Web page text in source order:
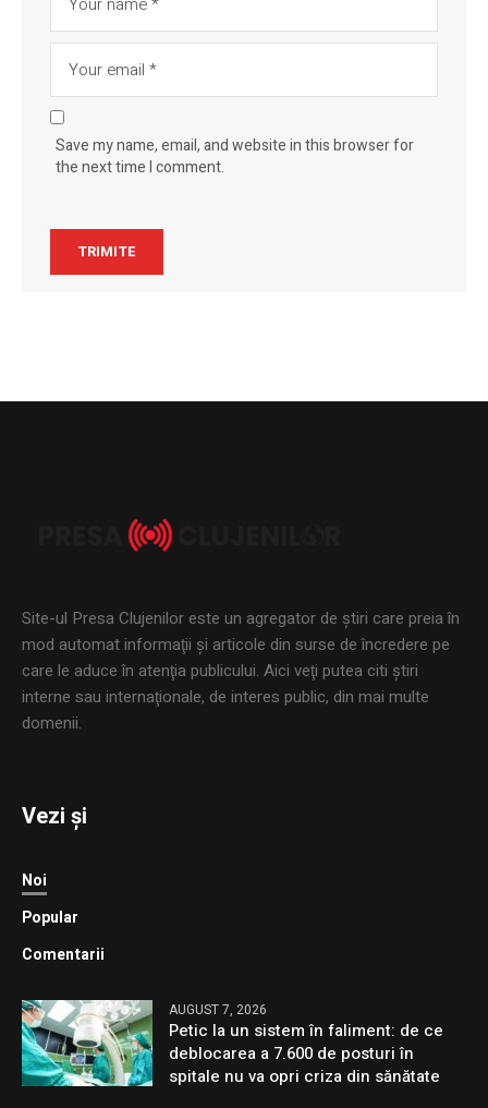
Save my name, email, and website in this browser for
the next time I comment.
Site-ul Presa Clujenilor este un agregator de ştiri care preia în
mod automat informaţii şi articole din surse de încredere pe
care le aduce în atenţia publicului. Aici veţi putea citi ştiri
interne sau internaţionale, de interes public, din mai multe
domenii.
Vezi și
Noi
Popular
Comentarii
AUGUST 7, 2026
Petic la un sistem în faliment: de ce
deblocarea a 7.600 de posturi în
spitale nu va opri criza din sănătate